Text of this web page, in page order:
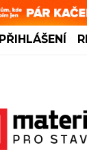
PŘIHLÁŠENÍ